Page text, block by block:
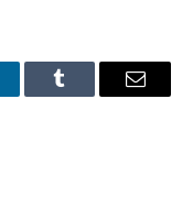
Tumblr
E-